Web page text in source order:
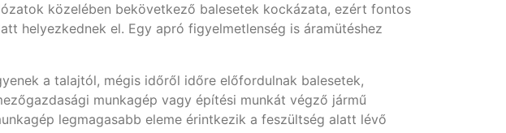
közelében bekövetkező balesetek kockázata, ezért fontos
helyezkednek el. Egy apró figyelmetlenség is áramütéshez
a talajtól, mégis időről időre előfordulnak balesetek,
munkagép vagy építési munkát végző jármű
legmagasabb eleme érintkezik a feszültség alatt lévő